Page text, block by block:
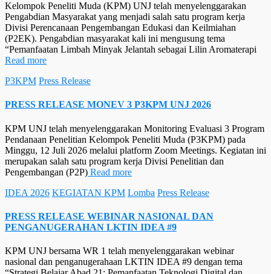
Kelompok Peneliti Muda (KPM) UNJ telah menyelenggarakan
Pengabdian Masyarakat yang menjadi salah satu program kerja
Divisi Perencanaan Pengembangan Edukasi dan Keilmiahan
(P2EK). Pengabdian masyarakat kali ini mengusung tema
“Pemanfaatan Limbah Minyak Jelantah sebagai Lilin Aromaterapi
Read more
P3KPM Press Release
PRESS RELEASE MONEV 3 P3KPM UNJ 2026
KPM UNJ telah menyelenggarakan Monitoring Evaluasi 3 Program
Pendanaan Penelitian Kelompok Peneliti Muda (P3KPM) pada
Minggu, 12 Juli 2026 melalui platform Zoom Meetings. Kegiatan ini
merupakan salah satu program kerja Divisi Penelitian dan
Pengembangan (P2P) Read more
IDEA 2026 KEGIATAN KPM Lomba Press Release
PRESS RELEASE WEBINAR NASIONAL DAN
PENGANUGERAHAN LKTIN IDEA #9
KPM UNJ bersama WR 1 telah menyelenggarakan webinar
nasional dan penganugerahaan LKTIN IDEA #9 dengan tema